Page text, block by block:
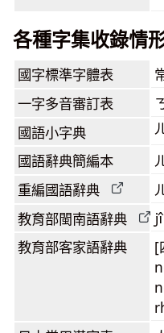
各種字集收錄情
國字標準字體表
一字多音審訂表
國語小字典
國語辭典簡編本
重編國語辭典
教育部閩南語辭典
教育部客家語辭典
[